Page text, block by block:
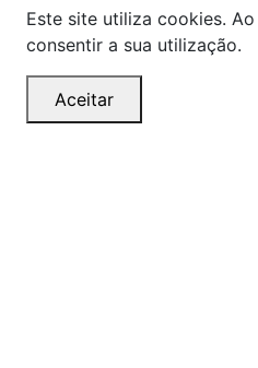
Este site utiliza cookies.
consentir a sua utilização.
Aceitar